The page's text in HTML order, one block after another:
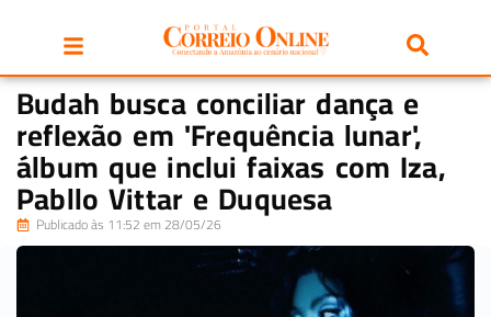
Budah busca conciliar dança e
reflexão em 'Frequência lunar',
álbum que inclui faixas com Iza,
Pabllo Vittar e Duquesa
Publicado às 11:52 em 28/05/26